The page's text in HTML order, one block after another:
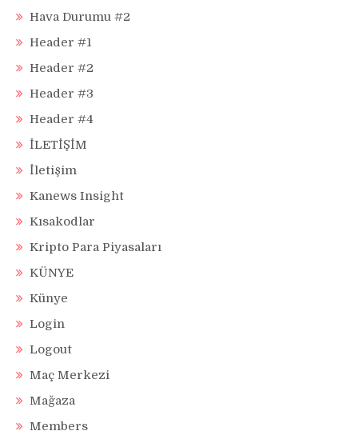
Hava Durumu #2
Header #1
Header #2
Header #3
Header #4
İLETİŞİM
İletişim
Kanews Insight
Kısakodlar
Kripto Para Piyasaları
KÜNYE
Künye
Login
Logout
Maç Merkezi
Mağaza
Members